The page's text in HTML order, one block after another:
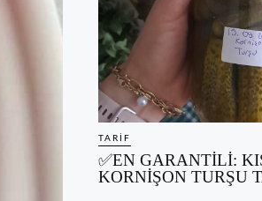
TARIF
✅EN GARANTİLİ:
KORNİŞON TURŞU